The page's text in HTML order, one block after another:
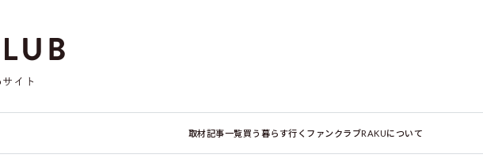
取材記事一覧買う 暮らす行く ファンクラブRAKUについて